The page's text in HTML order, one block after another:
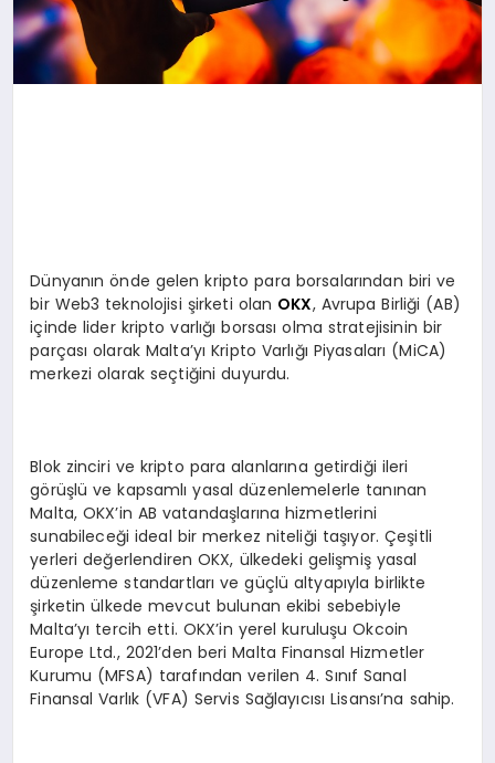
Dünyanın önde gelen kripto para borsalarından biri ve
bir Web3 teknolojisi şirketi olan OKX, Avrupa Birliği (AB)
içinde lider kripto varlığı borsası olma stratejisinin bir
parçası olarak Malta’yı Kripto Varlığı Piyasaları (MiCA)
merkezi olarak seçtiğini duyurdu.
Blok zinciri ve kripto para alanlarına getirdiği ileri
görüşlü ve kapsamlı yasal düzenlemelerle tanınan
Malta, OKX’in AB vatandaşlarına hizmetlerini
sunabileceği ideal bir merkez niteliği taşıyor. Çeşitli
yerleri değerlendiren OKX, ülkedeki gelişmiş yasal
düzenleme standartları ve güçlü altyapıyla birlikte
şirketin ülkede mevcut bulunan ekibi sebebiyle
Malta’yı tercih etti. OKX’in yerel kuruluşu Okcoin
Europe Ltd., 2021’den beri Malta Finansal Hizmetler
Kurumu (MFSA) tarafından verilen 4. Sınıf Sanal
Finansal Varlık (VFA) Servis Sağlayıcısı Lisansı’na sahip.